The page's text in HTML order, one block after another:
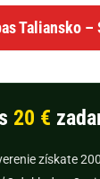
Taliansko –
20 €
získate